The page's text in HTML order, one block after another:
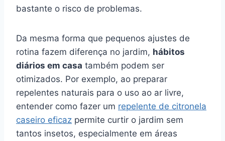
bastante o risco de problemas.
Da mesma forma que pequenos ajustes de
rotina fazem diferença no jardim, hábitos
diários em casa também podem ser
otimizados. Por exemplo, ao preparar
repelentes naturais para o uso ao ar livre,
entender como fazer um repelente de citronela
caseiro eficaz permite curtir o jardim sem
tantos insetos, especialmente em áreas